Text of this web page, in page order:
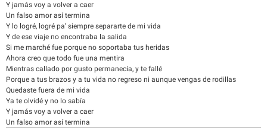
Y jamás voy a volver a caer
Un falso amor así termina
Y lo logré, logré pa’ siempre separarte de mi vida
Y de ese viaje no encontraba la salida
Si me marché fue porque no soportaba tus heridas
Ahora creo que todo fue una mentira
Mientras callado por gusto permanecía, y te fallé
Porque a tus brazos y a tu vida no regreso ni aunque vengas de rodillas
Quedaste fuera de mi vida
Ya te olvidé y no lo sabía
Y jamás voy a volver a caer
Un falso amor así termina